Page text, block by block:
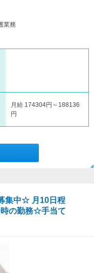
業務
月給 174304円～188136
円
集中☆ 月10日程
時の勤務☆手当て